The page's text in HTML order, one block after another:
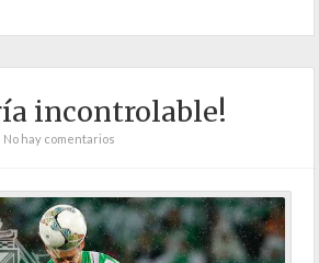
incontrolable!
No hay comentarios